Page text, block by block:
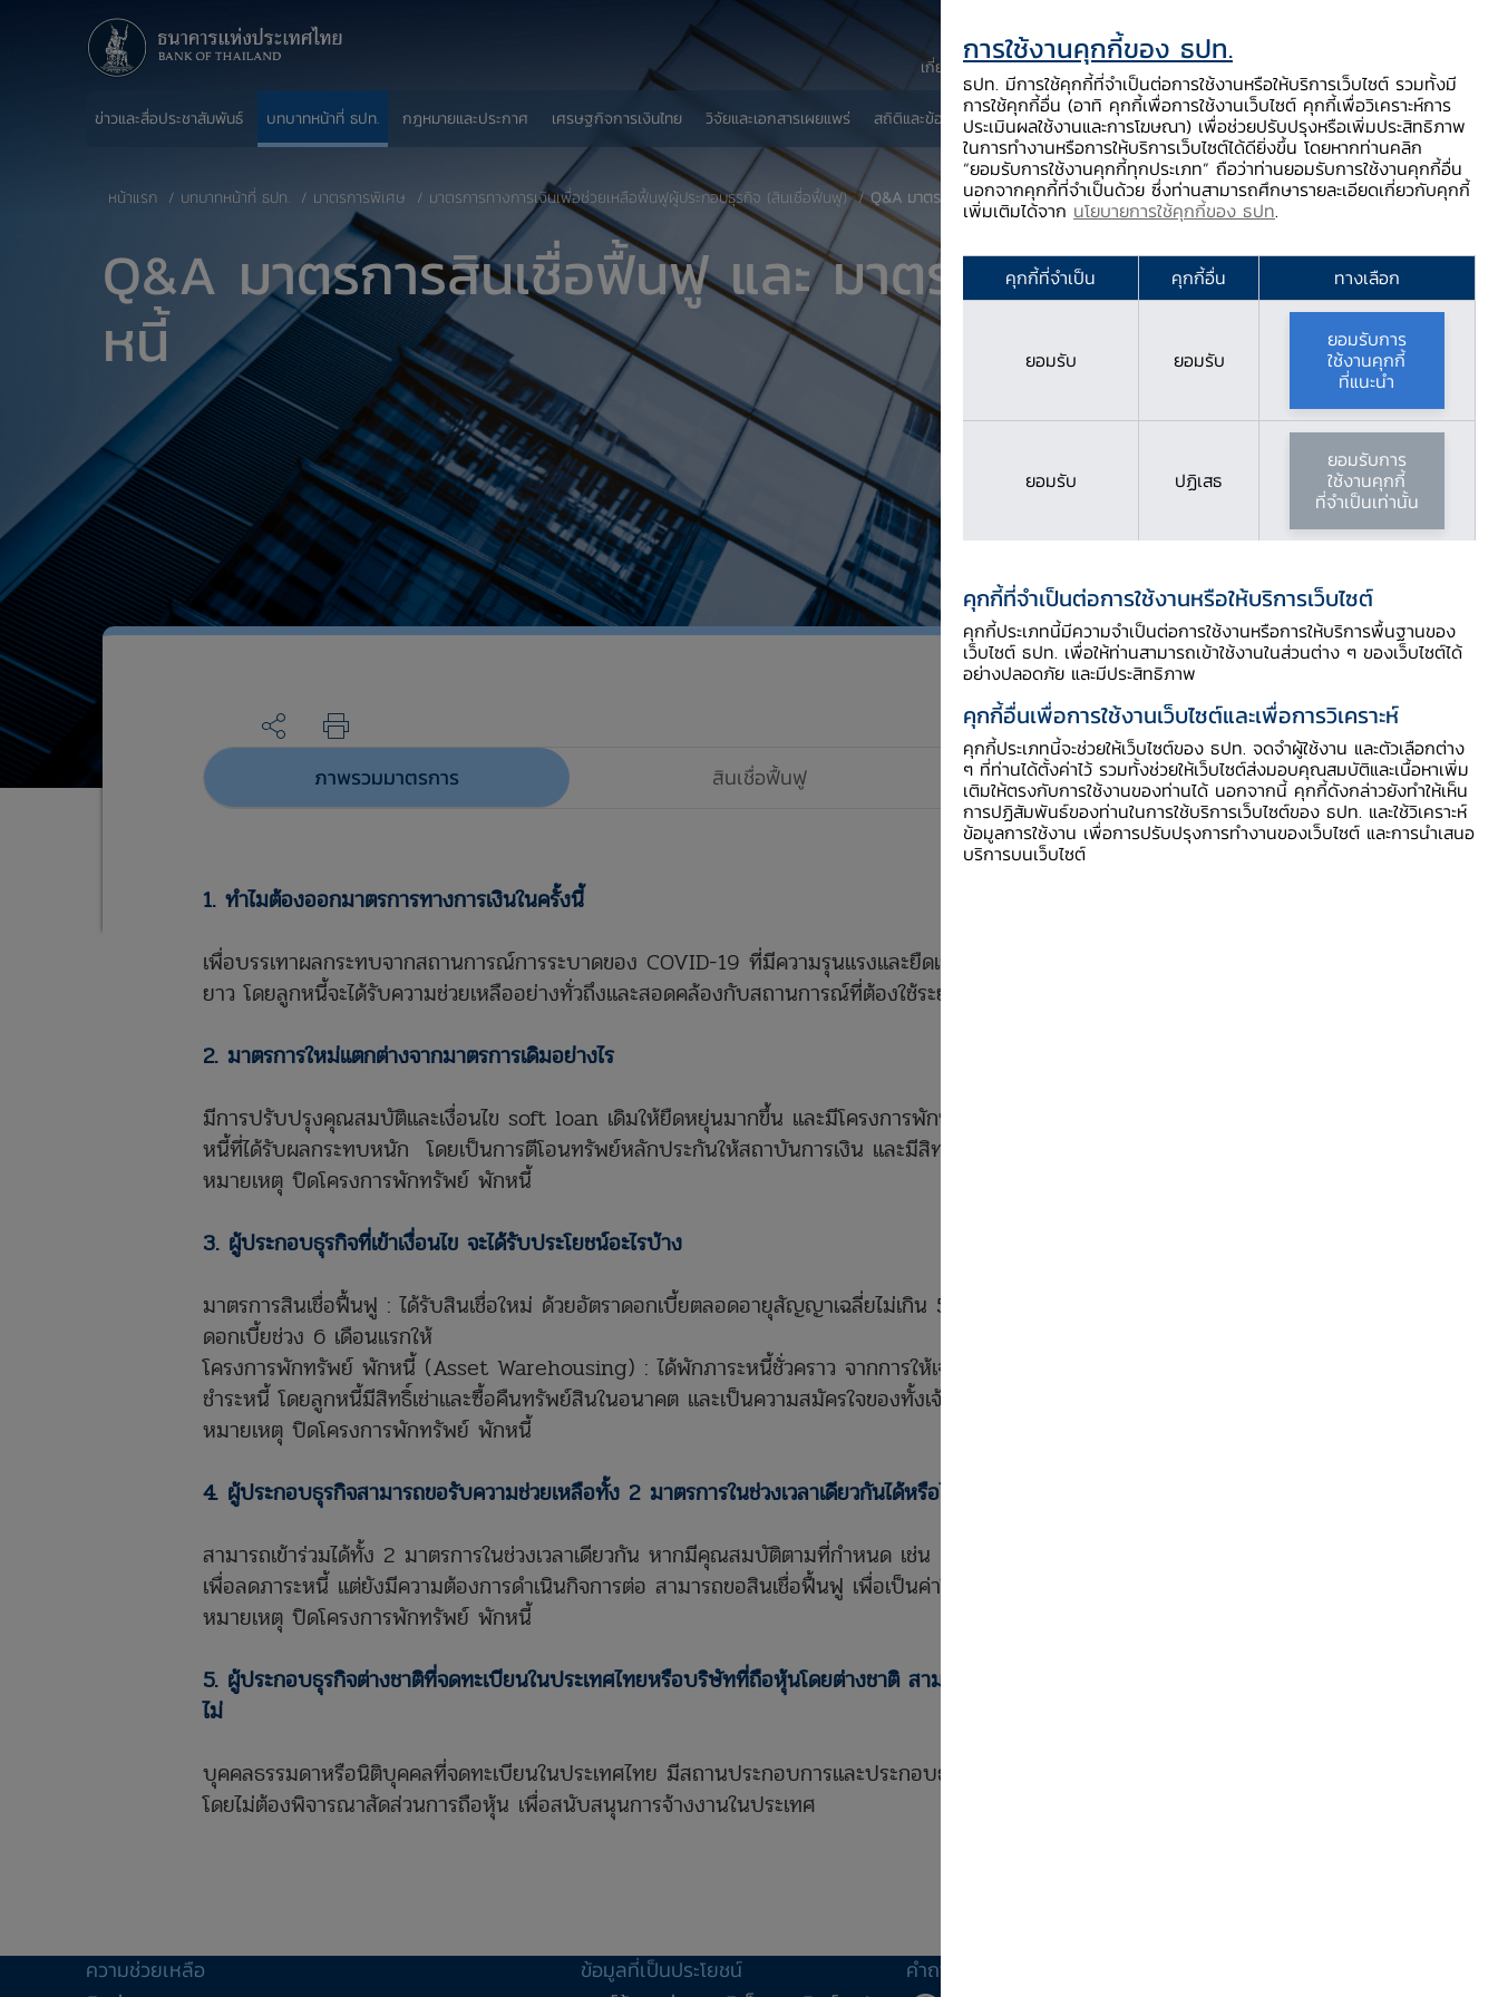
ข่าวและสื่อประชาสัมพันธ์ บทบาทหน้าที่ ธปท. กฎหมายและประกาศ เศรษฐกิจการเงินไทย วิจัยและเอกสารเผยแพร่ สถิติและข้อมูลเผยแพร่ บริการจาก ธปท. นวัตกรรมภาคการเงิน สตางค์ Story
เกี่ยวกับ ธปท. ติดต่อเรา ช่วยเหลือ / ร้องเรียน EN
หน้าแรก บทบาทหน้าที่ ธปท. มาตรการพิเศษ มาตรการทางการเงินเพื่อช่วยเหลือฟื้นฟูผู้ประกอบธุรกิจ (สินเชื่อฟื้นฟู) Q&A มาตรการสินเชื่อฟื้นฟู และ มาตรการโครงการพักทรัพย์ พักหนี้
Q&A มาตรการสินเชื่อฟื้นฟู และ มาตรการพักทรัพย์ พัก
หนี้
ภาพรวมมาตรการ สินเชื่อฟื้นฟู โครงการพักทรัพย์ พักหนี้ (ปิดโครงการ)
1. ทำไมต้องออกมาตรการทางการเงินในครั้งนี้
​เพื่อบรรเทาผลกระทบจากสถานการณ์การระบาดของ COVID-19 ที่มีความรุนแรงและยืดเยื้อ รวมถึงสนับสนุนการฟื้นฟูเศรษฐกิจในระยะ
ยาว โดยลูกหนี้จะได้รับความช่วยเหลืออย่างทั่วถึงและสอดคล้องกับสถานการณ์ที่ต้องใช้ระยะเวลานานในการฟื้นฟูกิจการมากขึ้น
2. มาตรการใหม่แตกต่างจากมาตรการเดิมอย่างไร
​มีการปรับปรุงคุณสมบัติและเงื่อนไข soft loan เดิมให้ยืดหยุ่นมากขึ้น และมีโครงการพักทรัพย์ พักหนี้ เพื่อลดภาระหนี้ชั่วคราวให้กับลูก
หนี้ที่ได้รับผลกระทบหนัก โดยเป็นการตีโอนทรัพย์หลักประกันให้สถาบันการเงิน และมีสิทธิ์ซื้อคืนในอนาคต
หมายเหตุ ปิดโครงการพักทรัพย์ พักหนี้
3. ผู้ประกอบธุรกิจที่เข้าเงื่อนไข จะได้รับประโยชน์อะไรบ้าง
มาตรการสินเชื่อฟื้นฟู : ได้รับสินเชื่อใหม่ ด้วยอัตราดอกเบี้ยตลอดอายุสัญญาเฉลี่ยไม่เกิน 5% ต่อปี ระยะเวลา 5 ปี โดยรัฐช่วยชดเชย
ดอกเบี้ยช่วง 6 เดือนแรกให้
โครงการพักทรัพย์ พักหนี้ (Asset Warehousing) : ได้พักภาระหนี้ชั่วคราว จากการให้เจ้าหนี้รับโอนทรัพย์สินที่เป็นหลักประกันเพื่อตัด
ชำระหนี้ โดยลูกหนี้มีสิทธิ์เช่าและซื้อคืนทรัพย์สินในอนาคต และเป็นความสมัครใจของทั้งเจ้าหนี้และลูกหนี้
หมายเหตุ ปิดโครงการพักทรัพย์ พักหนี้
4. ผู้ประกอบธุรกิจสามารถขอรับความช่วยเหลือทั้ง 2 มาตรการในช่วงเวลาเดียวกันได้หรือไม่
สามารถเข้าร่วมได้ทั้ง 2 มาตรการในช่วงเวลาเดียวกัน หากมีคุณสมบัติตามที่กำหนด เช่น ผู้ประกอบธุรกิจที่เข้าโครงการพักทรัพย์ พักหนี้
เพื่อลดภาระหนี้ แต่ยังมีความต้องการดำเนินกิจการต่อ สามารถขอสินเชื่อฟื้นฟู เพื่อเป็นค่าใช้จ่ายสำหรับดำเนินกิจการต่อไปได้
หมายเหตุ ปิดโครงการพักทรัพย์ พักหนี้
​5. ผู้ประกอบธุรกิจต่างชาติที่จดทะเบียนในประเทศไทยหรือบริษัทที่ถือหุ้นโดยต่างชาติ สามารถเข้ารับความช่วยเหลือจากมาตรการได้หรือ
ไม่
​บุคคลธรรมดาหรือนิติบุคคลที่จดทะเบียนในประเทศไทย มีสถานประกอบการและประกอบธุรกิจในประเทศไทยสามารถเข้าร่วมมาตรการได้
โดยไม่ต้องพิจารณาสัดส่วนการถือหุ้น เพื่อสนับสนุนการจ้างงานในประเทศ
ความช่วยเหลือ
ข้อมูลที่เป็นประโยชน์
คำถาม-คำตอบ
การใช้งานคุกกี้ของ ธปท.
ธปท. มีการใช้คุกกี้ที่จำเป็นต่อการใช้งานหรือให้บริการเว็บไซต์ รวมทั้งมี
การใช้คุกกี้อื่น (อาทิ คุกกี้เพื่อการใช้งานเว็บไซต์ คุกกี้เพื่อวิเคราะห์การ
ประเมินผลใช้งานและการโฆษณา) เพื่อช่วยปรับปรุงหรือเพิ่มประสิทธิภาพ
ในการทำงานหรือการให้บริการเว็บไซต์ได้ดียิ่งขึ้น โดยหากท่านคลิก
“ยอมรับการใช้งานคุกกี้ทุกประเภท” ถือว่าท่านยอมรับการใช้งานคุกกี้อื่น
นอกจากคุกกี้ที่จำเป็นด้วย ซึ่งท่านสามารถศึกษารายละเอียดเกี่ยวกับคุกกี้
เพิ่มเติมได้จาก นโยบายการใช้คุกกี้ของ ธปท.
คุกกี้ที่จำเป็น คุกกี้อื่น ทางเลือก
ยอมรับ ยอมรับ
ยอมรับการ
ใช้งานคุกกี้
ที่แนะนำ
ยอมรับ ปฏิเสธ
ยอมรับการ
ใช้งานคุกกี้
ที่จำเป็นเท่านั้น
คุกกี้ที่จำเป็นต่อการใช้งานหรือให้บริการเว็บไซต์
คุกกี้ประเภทนี้มีความจำเป็นต่อการใช้งานหรือการให้บริการพื้นฐานของ
เว็บไซต์ ธปท. เพื่อให้ท่านสามารถเข้าใช้งานในส่วนต่าง ๆ ของเว็บไซต์ได้
อย่างปลอดภัย และมีประสิทธิภาพ
คุกกี้อื่นเพื่อการใช้งานเว็บไซต์และเพื่อการวิเคราะห์
คุกกี้ประเภทนี้จะช่วยให้เว็บไซต์ของ ธปท. จดจำผู้ใช้งาน และตัวเลือกต่าง
ๆ ที่ท่านได้ตั้งค่าไว้ รวมทั้งช่วยให้เว็บไซต์ส่งมอบคุณสมบัติและเนื้อหาเพิ่ม
เติมให้ตรงกับการใช้งานของท่านได้ นอกจากนี้ คุกกี้ดังกล่าวยังทำให้เห็น
การปฏิสัมพันธ์ของท่านในการใช้บริการเว็บไซต์ของ ธปท. และใช้วิเคราะห์
ข้อมูลการใช้งาน เพื่อการปรับปรุงการทำงานของเว็บไซต์ และการนำเสนอ
บริการบนเว็บไซต์